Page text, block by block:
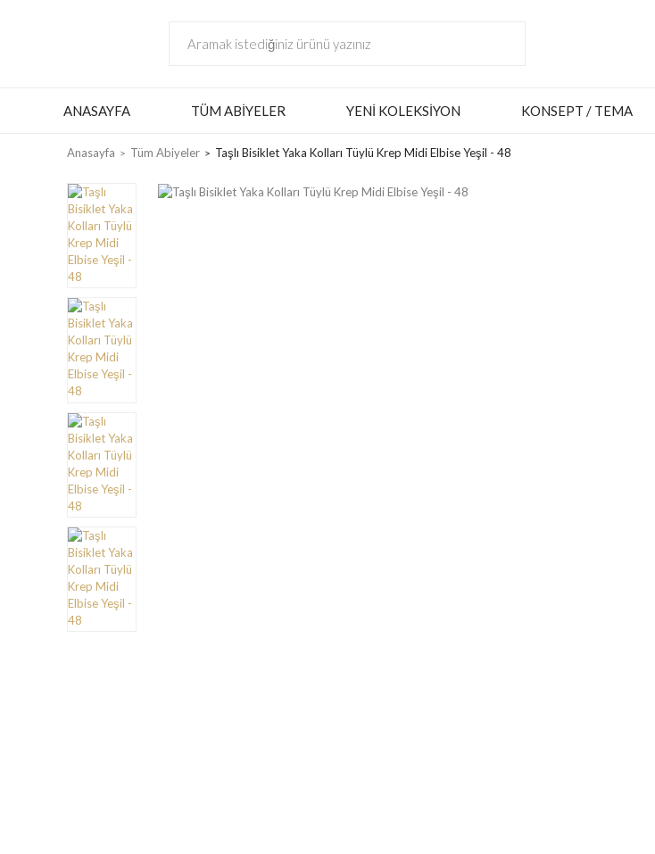
ANASAYFA TÜM ABIYELER YENI KOLEKSIYON KONSEPT / TEMA
Anasayfa Tüm Abiyeler Taşlı Bisiklet Yaka Kolları Tüylü Krep Midi Elbise Yeşil - 48